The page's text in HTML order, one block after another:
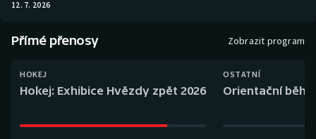
Curling
Florbal
12. 7. 2026
Přímé přenosy Zobrazit program
HOKEJ
Hokej: Exhibice Hvězdy zpět 2026
OSTATNÍ
Orientační běh: